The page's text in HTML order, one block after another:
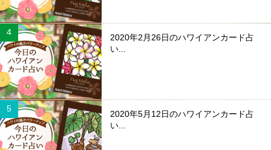
2020年2月26日のハワイアンカード占
い...
2020年5月12日のハワイアンカード占
い...